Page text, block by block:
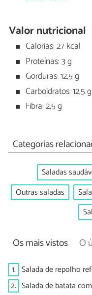
Valor nutricional
Calorias: 27 kcal
Proteínas: 3 g
Gorduras: 12,5 g
Carboidratos: 12,5 g
Fibra: 2,5 g
Categorias
Saladas
Outras saladas
Os mais vistos O
1. Salada de repolho
2. Salada de batata